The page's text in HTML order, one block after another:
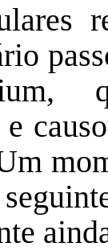
e